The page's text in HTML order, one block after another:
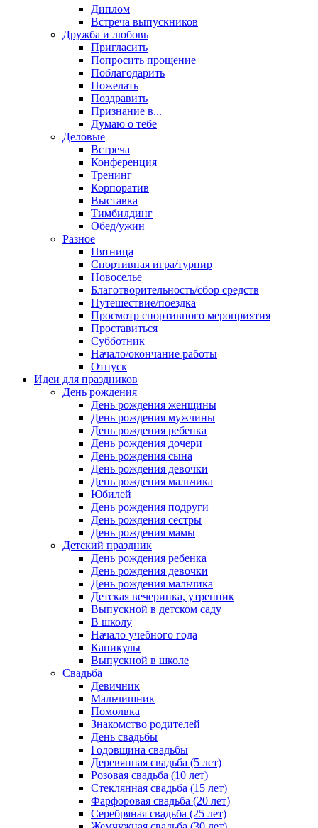
Диплом
Встреча выпускников
Дружба и любовь
Пригласить
Попросить прощение
Поблагодарить
Пожелать
Поздравить
Признание в...
Думаю о тебе
Деловые
Встреча
Конференция
Тренинг
Корпоратив
Выставка
Тимбилдинг
Обед/ужин
Разное
Пятница
Спортивная игра/турнир
Новоселье
Благотворительность/сбор средств
Путешествие/поездка
Просмотр спортивного мероприятия
Проставиться
Субботник
Начало/окончание работы
Отпуск
Идеи для праздников
День рождения
День рождения женщины
День рождения мужчины
День рождения ребенка
День рождения дочери
День рождения сына
День рождения девочки
День рождения мальчика
Юбилей
День рождения подруги
День рождения сестры
День рождения мамы
Детский праздник
День рождения ребенка
День рождения девочки
День рождения мальчика
Детская вечеринка, утренник
Выпускной в детском саду
В школу
Начало учебного года
Каникулы
Выпускной в школе
Свадьба
Девичник
Мальчишник
Помолвка
Знакомство родителей
День свадьбы
Годовщина свадьбы
Деревянная свадьба (5 лет)
Розовая свадьба (10 лет)
Стеклянная свадьба (15 лет)
Фарфоровая свадьба (20 лет)
Серебряная свадьба (25 лет)